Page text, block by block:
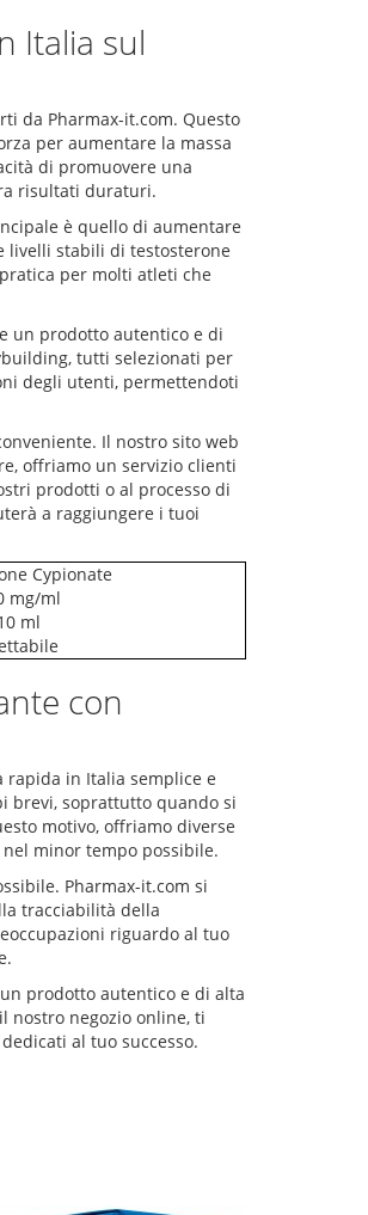
Italia sul
da Pharmax-it.com. Questo
per aumentare la massa
di promuovere una
risultati duraturi.
è quello di aumentare
livelli stabili di testosterone
per molti atleti che
un prodotto autentico e di
tutti selezionati per
degli utenti, permettendoti
Il nostro sito web
offriamo un servizio clienti
prodotti o al processo di
a raggiungere i tuoi
Cypionate
mg/ml
ml
con
rapida in Italia semplice e
brevi, soprattutto quando si
motivo, offriamo diverse
minor tempo possibile.
Pharmax-it.com si
tracciabilità della
riguardo al tuo
prodotto autentico e di alta
nostro negozio online, ti
al tuo successo.